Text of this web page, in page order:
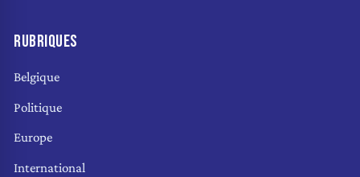
RUBRIQUES
Belgique
Politique
Europe
International